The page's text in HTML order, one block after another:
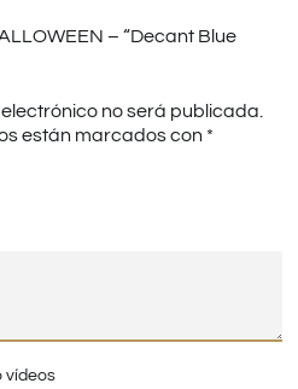
– “Decant Blue
no será publicada.
están marcados con *
vídeos